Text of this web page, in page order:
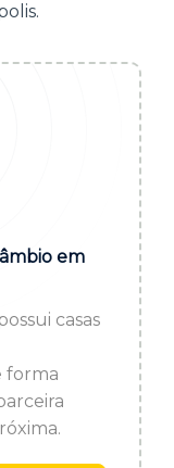
em
casas
forma